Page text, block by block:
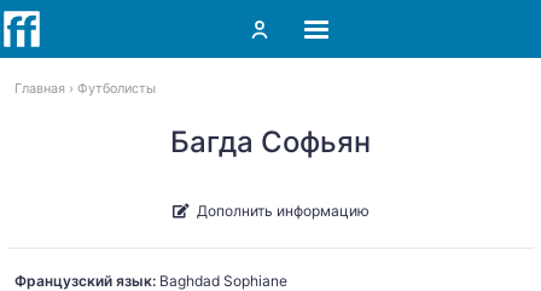
Главная Футболисты
Багда Софьян
Дополнить информацию
Французский язык: Baghdad Sophiane